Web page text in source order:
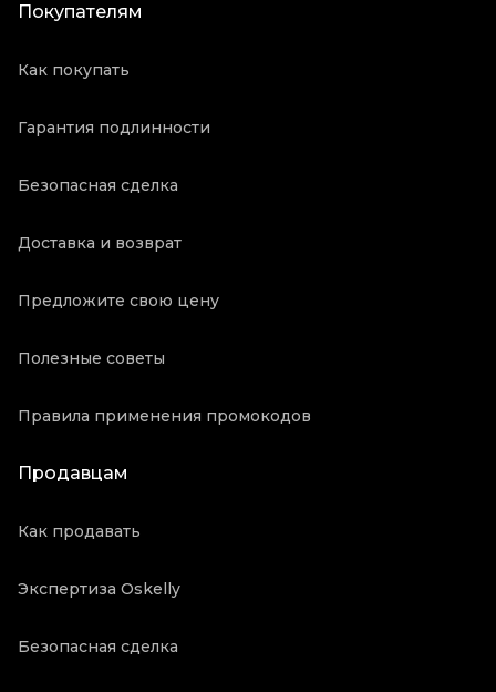
Покупателям
Как покупать
Гарантия подлинности
Безопасная сделка
Доставка и возврат
Предложите свою цену
Полезные советы
Правила применения промокодов
Продавцам
Как продавать
Экспертиза Oskelly
Безопасная сделка